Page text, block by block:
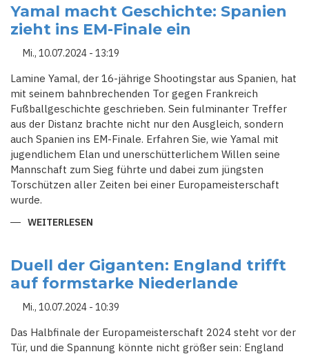
TRÄUMT
VOM
ERSTEN
EM-
SEIT
Yamal macht Geschichte: Spanien
zieht ins EM-Finale ein
Mi., 10.07.2024 - 13:19
Lamine Yamal, der 16-jährige Shootingstar aus Spanien, hat
mit seinem bahnbrechenden Tor gegen Frankreich
Fußballgeschichte geschrieben. Sein fulminanter Treffer
aus der Distanz brachte nicht nur den Ausgleich, sondern
auch Spanien ins EM-Finale. Erfahren Sie, wie Yamal mit
jugendlichem Elan und unerschütterlichem Willen seine
Mannschaft zum Sieg führte und dabei zum jüngsten
Torschützen aller Zeiten bei einer Europameisterschaft
wurde.
WEITERLESEN
SPANIEN
ZIEHT
INS
EM-
EIN
Duell der Giganten: England trifft
auf formstarke Niederlande
Mi., 10.07.2024 - 10:39
Das Halbfinale der Europameisterschaft 2024 steht vor der
Tür, und die Spannung könnte nicht größer sein: England